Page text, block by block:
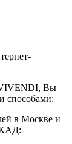
VIVENDI, Вы
способами:
в Москве и